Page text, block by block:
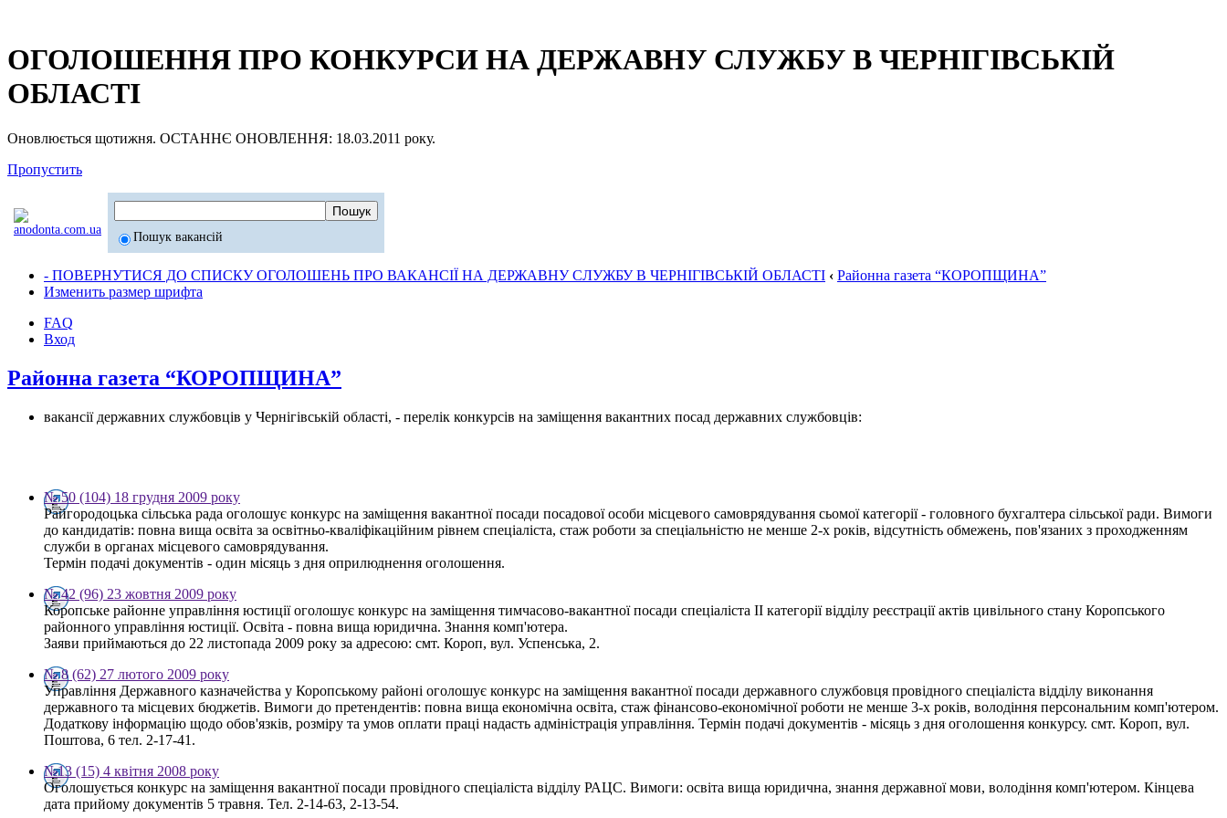
ОГОЛОШЕННЯ ПРО КОНКУРСИ НА ДЕРЖАВНУ СЛУЖБУ В ЧЕРНІГІВСЬКІЙ
ОБЛАСТІ
Оновлюється щотижня. ОСТАННЄ ОНОВЛЕННЯ: 18.03.2011 року.
Пропустить
Пошук вакансій
- ПОВЕРНУТИСЯ ДО СПИСКУ ОГОЛОШЕНЬ ПРО ВАКАНСІЇ НА ДЕРЖАВНУ СЛУЖБУ В ЧЕРНІГІВСЬКІЙ ОБЛАСТІ ‹ Районна газета “КОРОПЩИНА”
Изменить размер шрифта
FAQ
Вход
Районна газета “КОРОПЩИНА”
вакансії державних службовців у Чернігівській області, - перелік конкурсів на заміщення вакантних посад державних службовців:
№ 50 (104) 18 грудня 2009 року
Райгородоцька сільська рада оголошує конкурс на заміщення вакантної посади посадової особи місцевого самоврядування сьомої категорії - головного бухгалтера сільської ради. Вимоги
до кандидатів: повна вища освіта за освітньо-кваліфікаційним рівнем спеціаліста, стаж роботи за спеціальністю не менше 2-х років, відсутність обмежень, пов'язаних з проходженням
служби в органах місцевого самоврядування.
Термін подачі документів - один місяць з дня оприлюднення оголошення.
№ 42 (96) 23 жовтня 2009 року
Коропське районне управління юстиції оголошує конкурс на заміщення тимчасово-вакантної посади спеціаліста ІІ категорії відділу реєстрації актів цивільного стану Коропського
районного управління юстиції. Освіта - повна вища юридична. Знання комп'ютера.
Заяви приймаються до 22 листопада 2009 року за адресою: смт. Короп, вул. Успенська, 2.
№ 8 (62) 27 лютого 2009 року
Управління Державного казначейства у Коропському районі оголошує конкурс на заміщення вакантної посади державного службовця провідного спеціаліста відділу виконання
державного та місцевих бюджетів. Вимоги до претендентів: повна вища економічна освіта, стаж фінансово-економічної роботи не менше 3-х років, володіння персональним комп'ютером.
Додаткову інформацію щодо обов'язків, розміру та умов оплати праці надасть адміністрація управління. Термін подачі документів - місяць з дня оголошення конкурсу. смт. Короп, вул.
Поштова, 6 тел. 2-17-41.
№13 (15) 4 квітня 2008 року
Оголошується конкурс на заміщення вакантної посади провідного спеціаліста відділу РАЦС. Вимоги: освіта вища юридична, знання державної мови, володіння комп'ютером. Кінцева
дата прийому документів 5 травня. Тел. 2-14-63, 2-13-54.